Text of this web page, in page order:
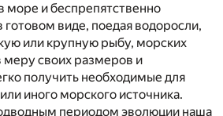
море и беспрепятственно
виде, поедая водоросли,
или крупную рыбу, морских
своих размеров и
получить необходимые для
иного морского источника.
периодом эволюции наша